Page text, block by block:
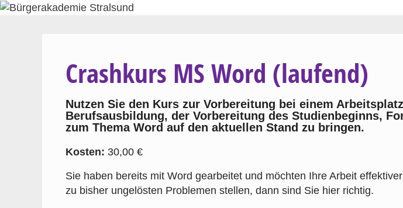
Zum
Crashkurs MS Word (laufend)
Nutzen Sie den Kurs zur Vorbereitung bei einem
Berufsausbildung, der Vorbereitung des Studienbeginns,
zum Thema Word auf den aktuellen Stand zu bringen.
Kosten: 30,00 €
Sie haben bereits mit Word gearbeitet und möchten Ihre Arbeit
zu bisher ungelösten Problemen stellen, dann sind Sie hier richtig.